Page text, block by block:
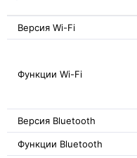
Версия Wi-Fi
Функции Wi-Fi
Версия Bluetooth
Функции Bluetooth